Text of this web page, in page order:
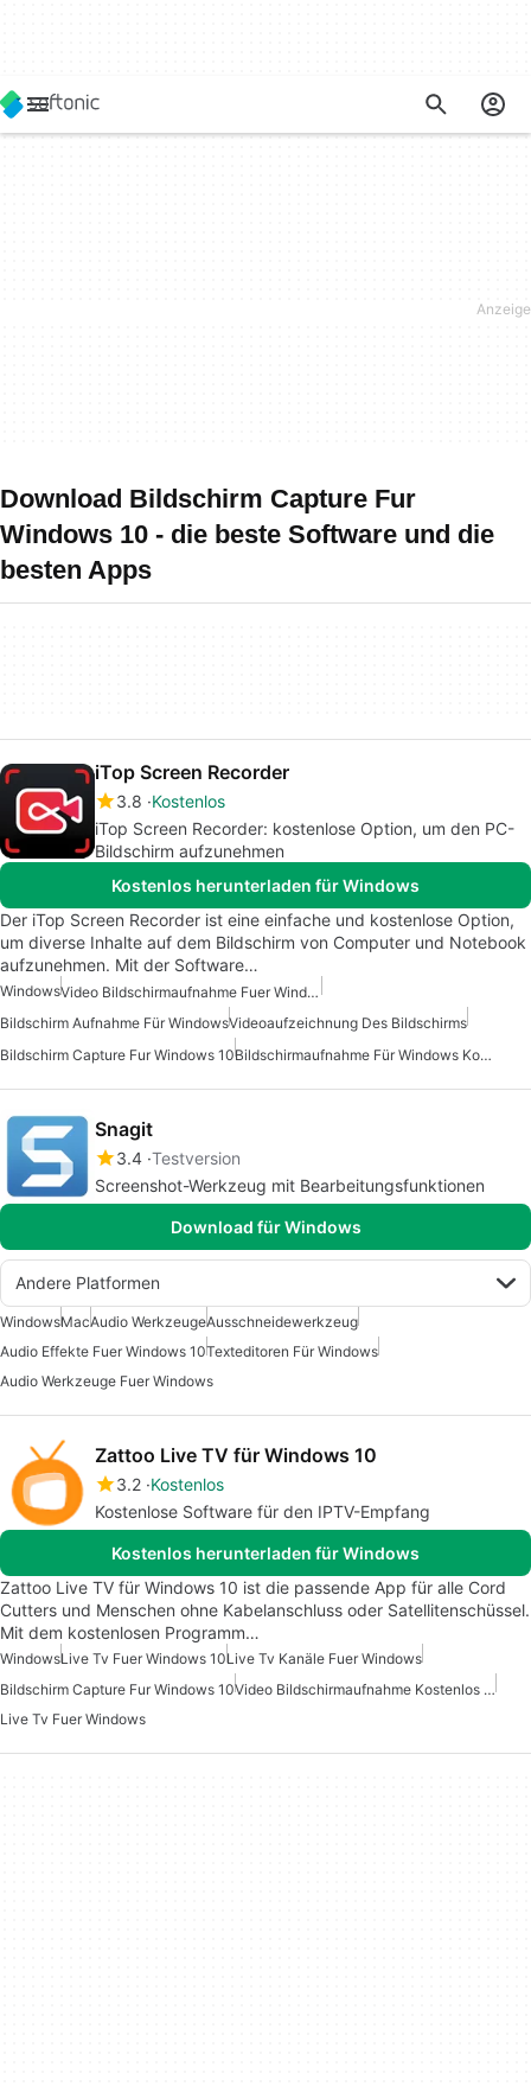
Download Bildschirm Capture Fur
Windows 10 - die beste Software und die
besten Apps
iTop Screen Recorder
3.8 Kostenlos
iTop Screen Recorder: kostenlose Option, um den PC-
Bildschirm aufzunehmen
Kostenlos herunterladen für Windows
Der iTop Screen Recorder ist eine einfache und kostenlose Option,
um diverse Inhalte auf dem Bildschirm von Computer und Notebook
aufzunehmen. Mit der Software…
Windows
Video Bildschirmaufnahme Fuer Windows
Bildschirm Aufnahme Für WindowsVideoaufzeichnung Des Bildschirms
Bildschirm Capture Fur Windows 10
Bildschirmaufnahme Für Windows Kostenlos
Snagit
3.4 Testversion
Screenshot-Werkzeug mit Bearbeitungsfunktionen
Download für Windows
Andere Platformen
WindowsMacAudio WerkzeugeAusschneidewerkzeug
Audio Effekte Fuer Windows 10Texteditoren Für Windows
Audio Werkzeuge Fuer Windows
Zattoo Live TV für Windows 10
3.2 Kostenlos
Kostenlose Software für den IPTV-Empfang
Kostenlos herunterladen für Windows
Zattoo Live TV für Windows 10 ist die passende App für alle Cord
Cutters und Menschen ohne Kabelanschluss oder Satellitenschüssel.
Mit dem kostenlosen Programm…
WindowsLive Tv Fuer Windows 10Live Tv Kanäle Fuer Windows
Bildschirm Capture Fur Windows 10
Video Bildschirmaufnahme Kostenlos Fuer Windows
Live Tv Fuer Windows